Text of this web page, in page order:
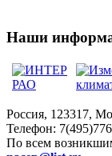
Наши
Россия, 123317,
Телефон:
По всем